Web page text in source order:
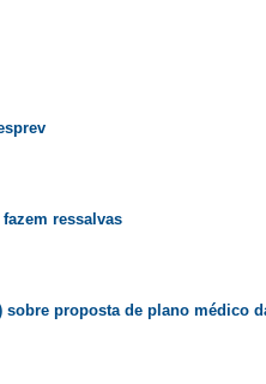
ressalvas
sobre proposta de plano médico